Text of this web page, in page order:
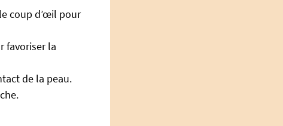
coup d’œil pour
favoriser la
de la peau.